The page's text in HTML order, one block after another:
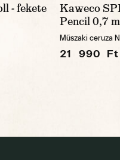
- fekete
Kaweco
Pencil 0,7
Műszaki ceruza
21 990 Ft